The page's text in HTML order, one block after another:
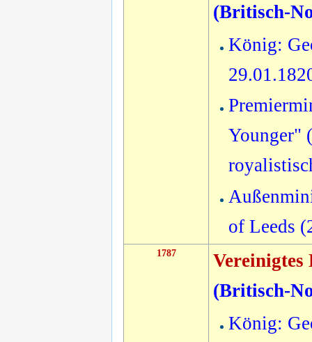
(Britisch-
König:
Younger"
of Leeds
1787
(Britisch-
König: